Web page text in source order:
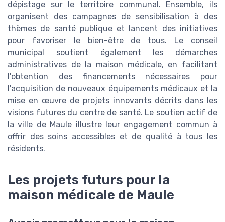
dépistage sur le territoire communal. Ensemble, ils
organisent des campagnes de sensibilisation à des
thèmes de santé publique et lancent des initiatives
pour favoriser le bien-être de tous. Le conseil
municipal soutient également les démarches
administratives de la maison médicale, en facilitant
l'obtention des financements nécessaires pour
l'acquisition de nouveaux équipements médicaux et la
mise en œuvre de projets innovants décrits dans les
visions futures du centre de santé. Le soutien actif de
la ville de Maule illustre leur engagement commun à
offrir des soins accessibles et de qualité à tous les
résidents.
Les projets futurs pour la
maison médicale de Maule